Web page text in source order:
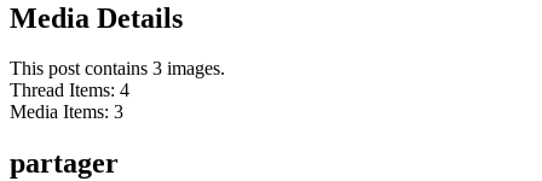
Media Details
This post contains 3 images.
Thread Items: 4
Media Items: 3
partager